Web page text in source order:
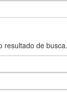
resultado de busca.